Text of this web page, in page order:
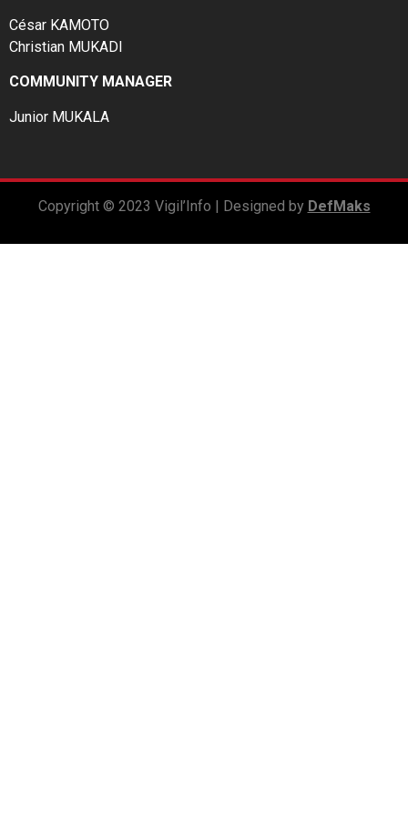
César KAMOTO
Christian MUKADI
COMMUNITY MANAGER
Junior MUKALA
Copyright © 2023 Vigil’Info | Designed by DefMaks